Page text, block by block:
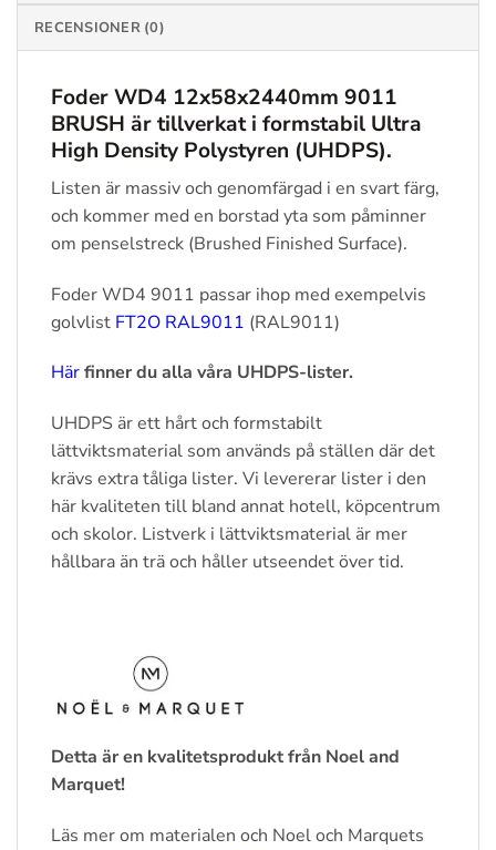
RECENSIONER (0)
Foder WD4 12x58x2440mm 9011
BRUSH är tillverkat i formstabil Ultra
High Density Polystyren (UHDPS).
Listen är massiv och genomfärgad i en svart färg,
och kommer med en borstad yta som påminner
om penselstreck (Brushed Finished Surface).
Foder WD4 9011 passar ihop med exempelvis
golvlist FT2O RAL9011 (RAL9011)
Härfinner du alla våra UHDPS-lister.
UHDPS är ett hårt och formstabilt
lättviktsmaterial som används på ställen där det
krävs extra tåliga lister. Vi levererar lister i den
här kvaliteten till bland annat hotell, köpcentrum
och skolor. Listverk i lättviktsmaterial är mer
hållbara än trä och håller utseendet över tid.
Detta är en kvalitetsprodukt från Noel and
Marquet!
Läs mer om materialen och Noel och Marquets